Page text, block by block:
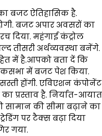
बजट ऐतिहासिक है.
बजट अपार अवसरों का
दिया. महंगाई कंट्रोल
तीसरी अर्थव्यवस्था बनेंगे.
में है.आपको बता दें कि
में बजट पेश किया.
होंगी. एविएशन कंपोनेंट
प्रस्ताव है. निर्यात-आयात
सामान की सीमा बढ़ाने का
पर टैक्स बढ़ा दिया
गया.